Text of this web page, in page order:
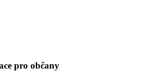
pro občany